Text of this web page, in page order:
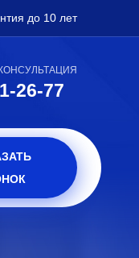
до 10 лет
26-77